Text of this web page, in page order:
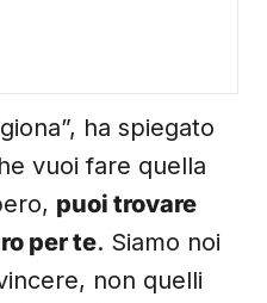
ha spiegato
vuoi fare quella
puoi trovare
per te. Siamo noi
non quelli